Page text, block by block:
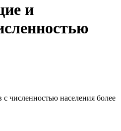
и
численностью населения более